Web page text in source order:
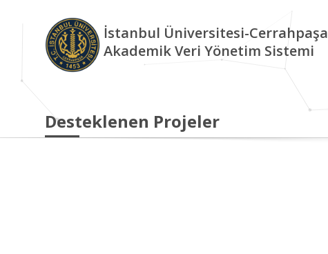
İstanbul Üniversitesi-Cerrahpaşa
Akademik Veri Yönetim Sistemi
Desteklenen Projeler